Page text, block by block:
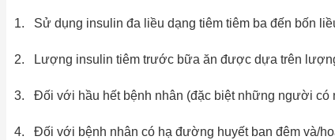
1. Sử dụng insulin đa liều dạng tiêm tiêm ba đến bốn
2. Lượng insulin tiêm trước bữa ăn được dựa trên
3. Đối với hầu hết bệnh nhân (đặc biệt những người có
4. Đối với bệnh nhân có hạ đường huyết ban đêm và/